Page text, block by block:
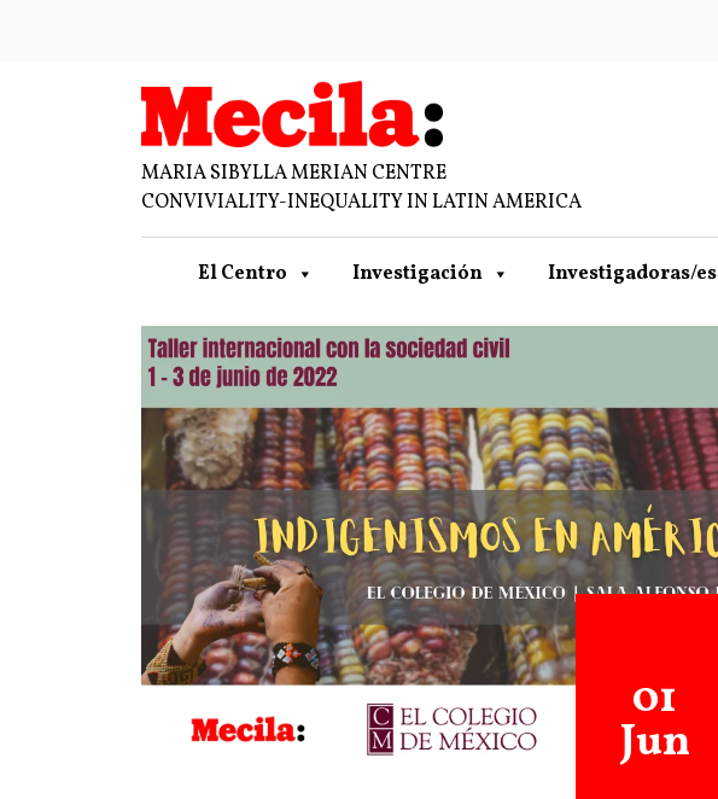
MARIA SIBYLLA MERIAN CENTRE
CONVIVIALITY-INEQUALITY IN LATIN AMERICA
El Centro Investigación Investigadoras/es
01
Jun